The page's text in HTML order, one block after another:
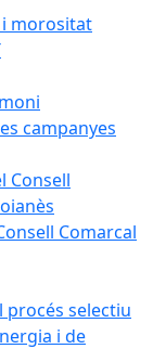
morositat
campanyes
Consell
Comarcal
procés selectiu
i de